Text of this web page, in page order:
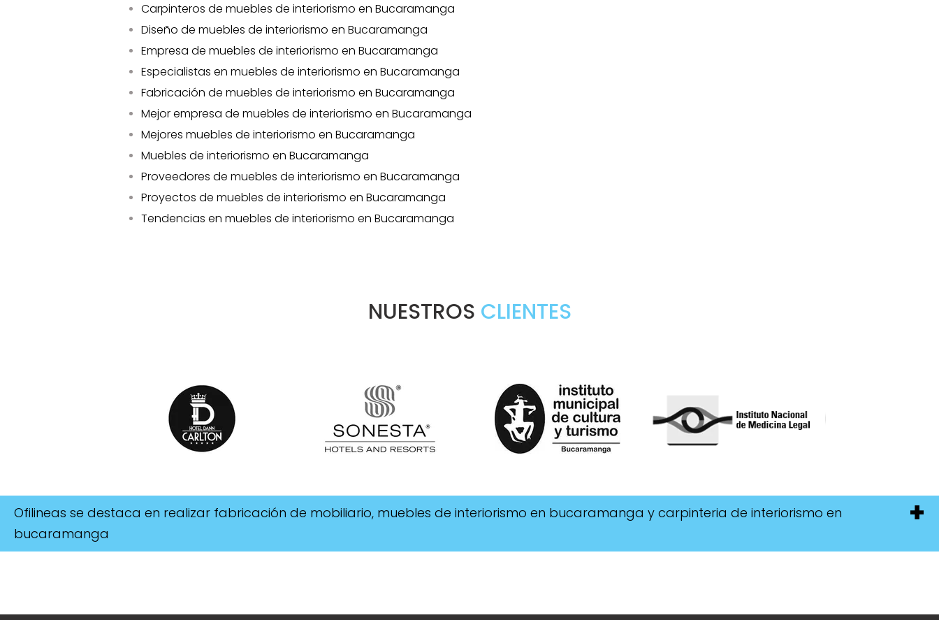
Carpinteros de muebles de interiorismo en Bucaramanga
Diseño de muebles de interiorismo en Bucaramanga
Empresa de muebles de interiorismo en Bucaramanga
Especialistas en muebles de interiorismo en Bucaramanga
Fabricación de muebles de interiorismo en Bucaramanga
Mejor empresa de muebles de interiorismo en Bucaramanga
Mejores muebles de interiorismo en Bucaramanga
Muebles de interiorismo en Bucaramanga
Proveedores de muebles de interiorismo en Bucaramanga
Proyectos de muebles de interiorismo en Bucaramanga
Tendencias en muebles de interiorismo en Bucaramanga
NUESTROS CLIENTES
Ofilineas se destaca en realizar fabricación de mobiliario, muebles de interiorismo en bucaramanga y carpinteria de interiorismo en
bucaramanga